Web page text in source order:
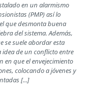
en un alarmismo
(PMP) así lo
que desmonta buena
del sistema. Además,
se suele abordar esta
de un conflicto entre
en que el envejecimiento
colocando a jóvenes y
[...]